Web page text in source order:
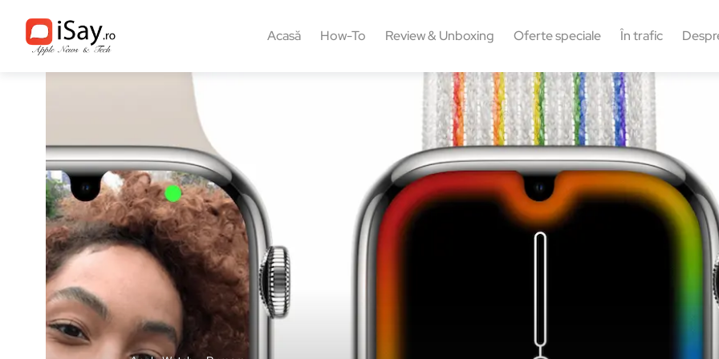
Acasă How-To Review & Unboxing Oferte speciale În trafic